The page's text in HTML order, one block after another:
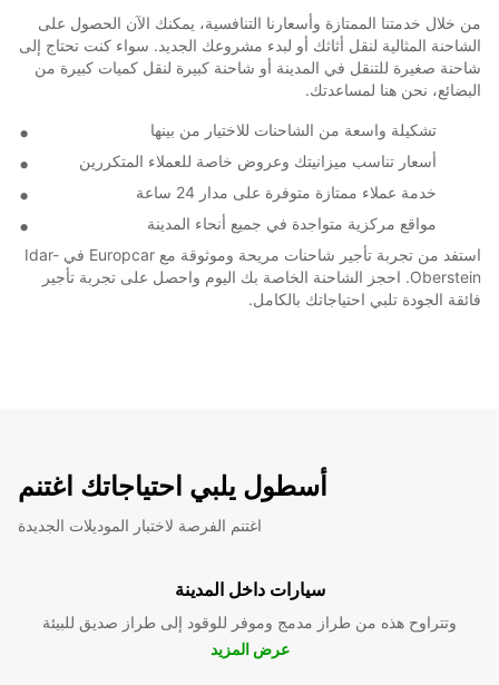
من خلال خدمتنا الممتازة وأسعارنا التنافسية، يمكنك الآن الحصول على
الشاحنة المثالية لنقل أثاثك أو لبدء مشروعك الجديد. سواء كنت تحتاج إلى
شاحنة صغيرة للتنقل في المدينة أو شاحنة كبيرة لنقل كميات كبيرة من
البضائع، نحن هنا لمساعدتك.
تشكيلة واسعة من الشاحنات للاختيار من بينها
أسعار تناسب ميزانيتك وعروض خاصة للعملاء المتكررين
خدمة عملاء ممتازة متوفرة على مدار 24 ساعة
مواقع مركزية متواجدة في جميع أنحاء المدينة
استفد من تجربة تأجير شاحنات مريحة وموثوقة مع Europcar في Idar-
Oberstein. احجز الشاحنة الخاصة بك اليوم واحصل على تجربة تأجير
فائقة الجودة تلبي احتياجاتك بالكامل.
أسطول يلبي احتياجاتك اغتنم
اغتنم الفرصة لاختبار الموديلات الجديدة
سيارات داخل المدينة
وتتراوح هذه من طراز مدمج وموفر للوقود إلى طراز صديق للبيئة
عرض المزيد